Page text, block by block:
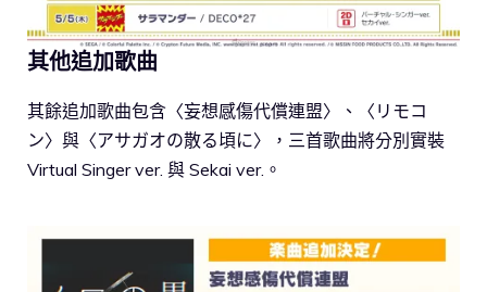
其他追加歌曲
其餘追加歌曲包含〈妄想感傷代償連盟〉、〈リモコ
ン〉與〈アサガオの散る頃に〉，三首歌曲將分別實裝
Virtual Singer ver. 與 Sekai ver.。